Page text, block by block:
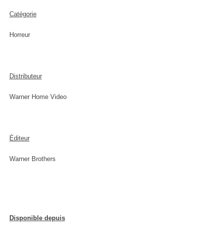
Catégorie
Horreur
Distributeur
Warner Home Video
Éditeur
Warner Brothers
Disponible depuis